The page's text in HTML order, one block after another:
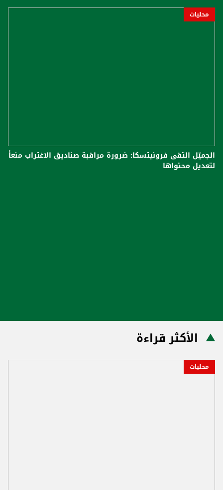
محليات
الجميّل التقى فرونيتسكا: ضرورة مراقبة صناديق الاغتراب منعاً
لتعديل محتواها
الأكثر قراءة
محليات